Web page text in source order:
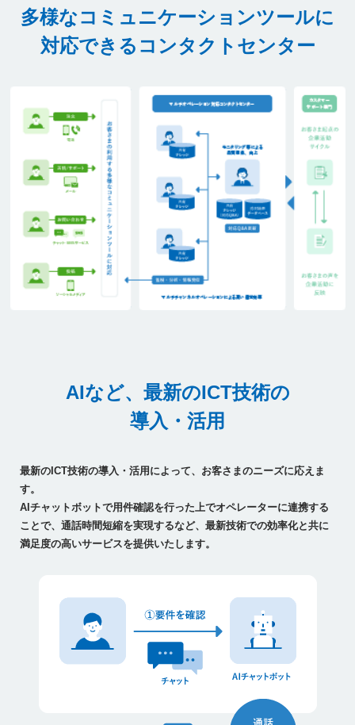
多様なコミュニケーションツールに
対応できるコンタクトセンター
AIなど、最新のICT技術の
導入・活用
最新のICT技術の導入・活用によって、お客さまのニーズに応えま
す。
AIチャットボットで用件確認を行った上でオペレーターに連携する
ことで、通話時間短縮を実現するなど、最新技術での効率化と共に
満足度の高いサービスを提供いたします。